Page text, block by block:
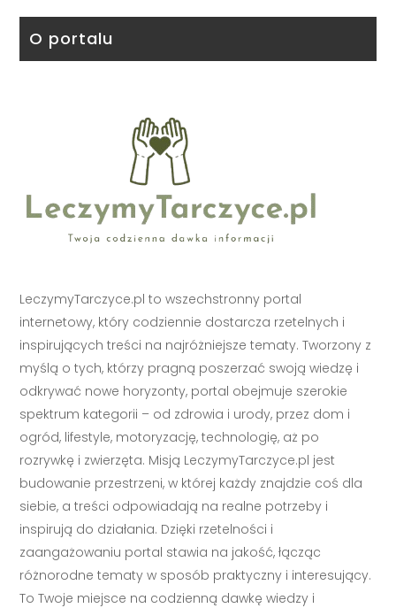
O portalu
LeczymyTarczyce.pl to wszechstronny portal
internetowy, który codziennie dostarcza rzetelnych i
inspirujących treści na najróżniejsze tematy. Tworzony z
myślą o tych, którzy pragną poszerzać swoją wiedzę i
odkrywać nowe horyzonty, portal obejmuje szerokie
spektrum kategorii – od zdrowia i urody, przez dom i
ogród, lifestyle, motoryzację, technologię, aż po
rozrywkę i zwierzęta. Misją LeczymyTarczyce.pl jest
budowanie przestrzeni, w której każdy znajdzie coś dla
siebie, a treści odpowiadają na realne potrzeby i
inspirują do działania. Dzięki rzetelności i
zaangażowaniu portal stawia na jakość, łącząc
różnorodne tematy w sposób praktyczny i interesujący.
To Twoje miejsce na codzienną dawkę wiedzy i